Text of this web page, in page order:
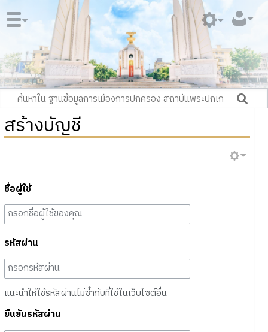
สร้างบัญชี
ชื่อผู้ใช้
รหัสผ่าน
แนะนำให้ใช้รหัสผ่านไม่ซ้ำกับที่ใช้ในเว็บไซต์อื่น
ยืนยันรหัสผ่าน